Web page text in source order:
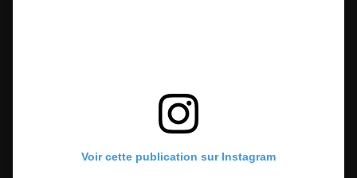
Voir cette publication sur Instagram